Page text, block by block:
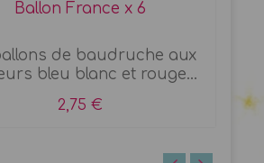
Ballon France x 6
de baudruche aux
bleu blanc et rouge...
2,75 €